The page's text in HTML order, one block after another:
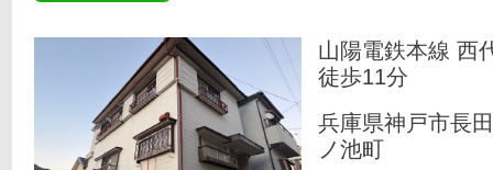
山陽電鉄本線 西
徒歩11分
兵庫県神戸市長
ノ池町